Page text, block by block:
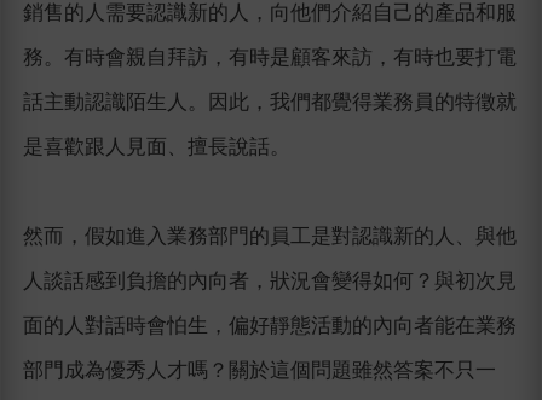
銷售的人需要認識新的人，向他們介紹自己的產品和服
務。有時會親自拜訪，有時是顧客來訪，有時也要打電
話主動認識陌生人。因此，我們都覺得業務員的特徵就
是喜歡跟人見面、擅長說話。
然而，假如進入業務部門的員工是對認識新的人、與他
人談話感到負擔的內向者，狀況會變得如何？與初次見
面的人對話時會怕生，偏好靜態活動的內向者能在業務
部門成為優秀人才嗎？關於這個問題雖然答案不只一